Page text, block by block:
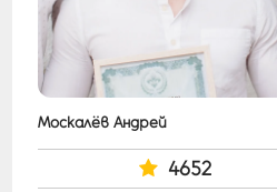
Москалёв Андрей
4652